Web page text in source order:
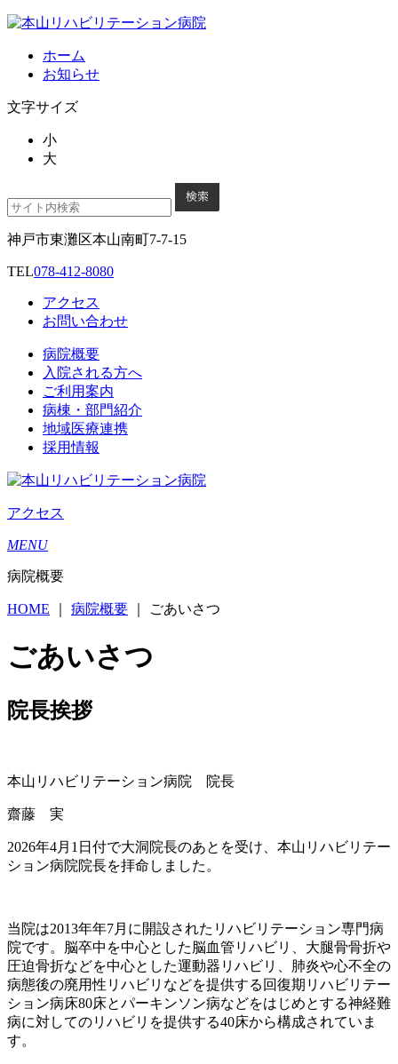
ホーム
お知らせ
文字サイズ
小
大
神戸市東灘区本山南町7-7-15
TEL078-412-8080
アクセス
お問い合わせ
病院概要
入院される方へ
ご利用案内
病棟・部門紹介
地域医療連携
採用情報
アクセス
MENU
病院概要
HOME 病院概要 ごあいさつ
ごあいさつ
院長挨拶
本山リハビリテーション病院 院長
齋藤 実
2026年4月 1 日付で大洞院長のあとを受け、本山リハビリテー
ション病院院長を拝命しました。
当院は2013年年7月に開設されたリハビリテーション専門病
院です。脳卒中を中心とした脳血管リハビリ、大腿骨骨折や
圧迫骨折などを中心とした運動器リハビリ、肺炎や心不全の
病態後の廃用性リハビリなどを提供する回復期リハビリテー
ション病床80床とパーキンソン病などをはじめとする神経難
病に対してのリハビリを提供する40床から構成されていま
す。